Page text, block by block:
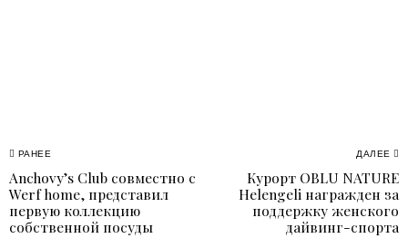
Навигация
по
записям
РАНЕЕ
Previous
post:
Anchovy’s Club совместно с
Werf home, представил
первую коллекцию
собственной посуды
ДАЛЕЕ
Курорт OBLU NATURE
Helengeli награжден за
поддержку женского
дайвинг-спорта